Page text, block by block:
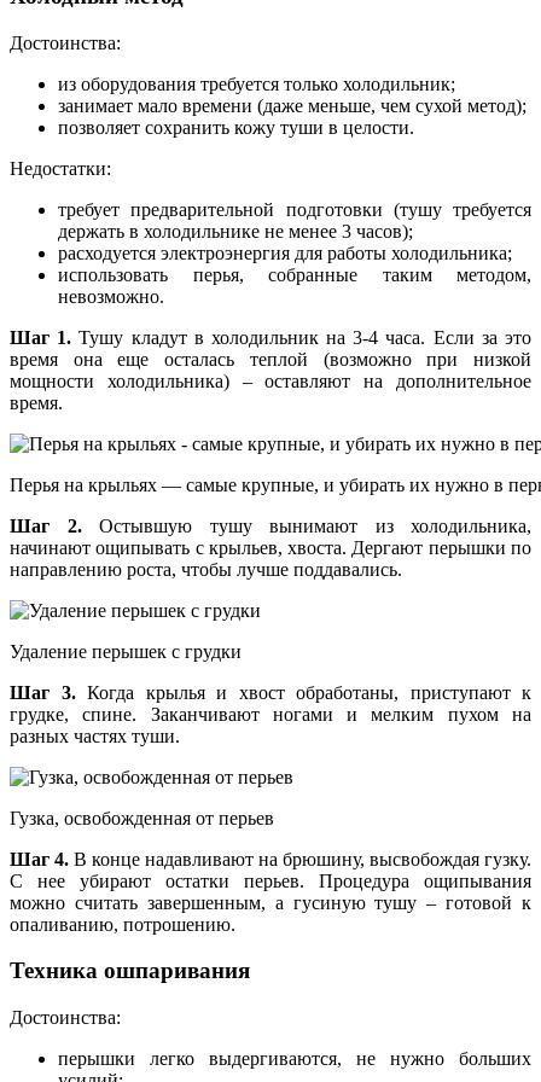
Достоинства:
из оборудования требуется только холодильник;
занимает мало времени (даже меньше, чем сухой метод);
позволяет сохранить кожу туши в целости.
Недостатки:
требует предварительной подготовки (тушу требуется
держать в холодильнике не менее 3 часов);
расходуется электроэнергия для работы холодильника;
использовать перья, собранные таким методом,
невозможно.
Шаг 1. Тушу кладут в холодильник на 3-4 часа. Если за это
время она еще осталась теплой (возможно при низкой
мощности холодильника) – оставляют на дополнительное
время.
Перья на крыльях — самые крупные, и убирать их нужно в
Шаг 2.Остывшую тушу вынимают из холодильника,
начинают ощипывать с крыльев, хвоста. Дергают перышки по
направлению роста, чтобы лучше поддавались.
Удаление перышек с грудки
Шаг 3.Когда крылья и хвост обработаны, приступают к
грудке, спине. Заканчивают ногами и мелким пухом на
разных частях туши.
Гузка, освобожденная от перьев
Шаг 4. В конце надавливают на брюшину, высвобождая гузку.
С нее убирают остатки перьев. Процедура ощипывания
можно считать завершенным, а гусиную тушу – готовой к
опаливанию, потрошению.
Техника ошпаривания
Достоинства:
перышки легко выдергиваются, не нужно больших